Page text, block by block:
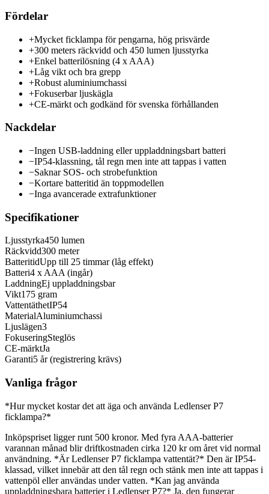
Fördelar
+Mycket ficklampa för pengarna, hög prisvärde
+300 meters räckvidd och 450 lumen ljusstyrka
+Enkel batterilösning (4 x AAA)
+Låg vikt och bra grepp
+Robust aluminiumchassi
+Fokuserbar ljuskägla
+CE-märkt och godkänd för svenska förhållanden
Nackdelar
−Ingen USB-laddning eller uppladdningsbart batteri
−IP54-klassning, tål regn men inte att tappas i vatten
−Saknar SOS- och strobefunktion
−Kortare batteritid än toppmodellen
−Inga avancerade extrafunktioner
Specifikationer
Ljusstyrka450 lumen
Räckvidd300 meter
BatteritidUpp till 25 timmar (låg effekt)
Batteri4 x AAA (ingår)
LaddningEj uppladdningsbar
Vikt175 gram
VattentäthetIP54
MaterialAluminiumchassi
Ljuslägen3
FokuseringSteglös
CE-märktJa
Garanti5 år (registrering krävs)
Vanliga frågor
*Hur mycket kostar det att äga och använda Ledlenser P7
ficklampa?*
Inköpspriset ligger runt 500 kronor. Med fyra AAA-batterier
varannan månad blir driftkostnaden cirka 120 kr om året vid normal
användning. *Är Ledlenser P7 ficklampa vattentät?* Den är IP54-
klassad, vilket innebär att den tål regn och stänk men inte att tappas i
vattenpöl eller användas under vatten. *Kan jag använda
uppladdningsbara batterier i Ledlenser P7?* Ja, den fungerar